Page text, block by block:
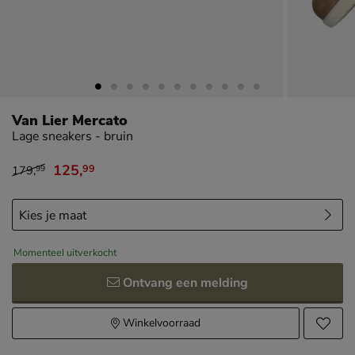
Van Lier Mercato
Lage sneakers - bruin
van € 179,99 voor € 125,99
179,99 125,99
Momenteel uitverkocht
Ontvang een melding
Winkelvoorraad